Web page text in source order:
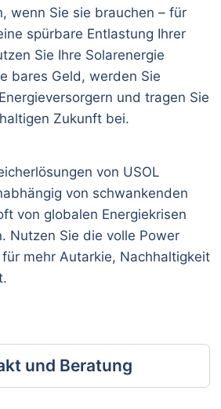
wenn Sie sie brauchen – für
spürbare Entlastung Ihrer
Sie Ihre Solarenergie
bares Geld, werden Sie
und tragen Sie
Zukunft bei.
von USOL
von schwankenden
von globalen Energiekrisen
Nutzen Sie die volle Power
für mehr Autarkie, Nachhaltigkeit
und Beratung